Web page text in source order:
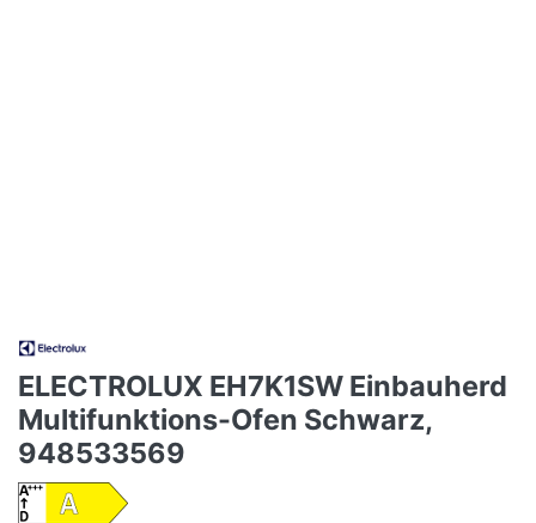
ELECTROLUX EH7K1SW Einbauherd
Multifunktions-Ofen Schwarz,
948533569